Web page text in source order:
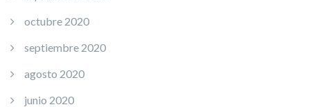
octubre 2020
septiembre 2020
agosto 2020
junio 2020